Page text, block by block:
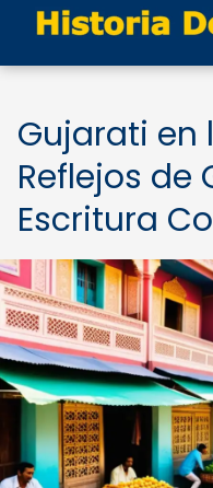
Gujarati en
Reflejos de
Escritura